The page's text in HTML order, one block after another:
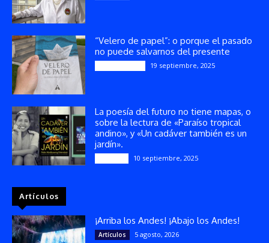
“Velero de papel”: o porque el pasado
no puede salvarnos del presente
19 septiembre, 2025
La poesía del futuro no tiene mapas, o
sobre la lectura de «Paraíso tropical
andino», y «Un cadáver también es un
jardín».
10 septiembre, 2025
Artículos
¡Arriba los Andes! ¡Abajo los Andes!
Artículos 5 agosto, 2026